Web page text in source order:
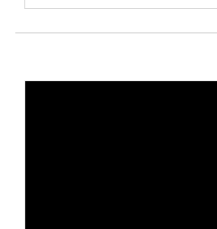
INFORMAÇÕES DO
polietileno, um filme
benefícios do filme